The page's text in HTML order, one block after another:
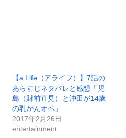
【a Life（アライフ）】7話の
あらすじネタバレと感想「児
島（財前直見）と沖田が14歳
の乳がんオペ」
2017年2月26日
entertainment